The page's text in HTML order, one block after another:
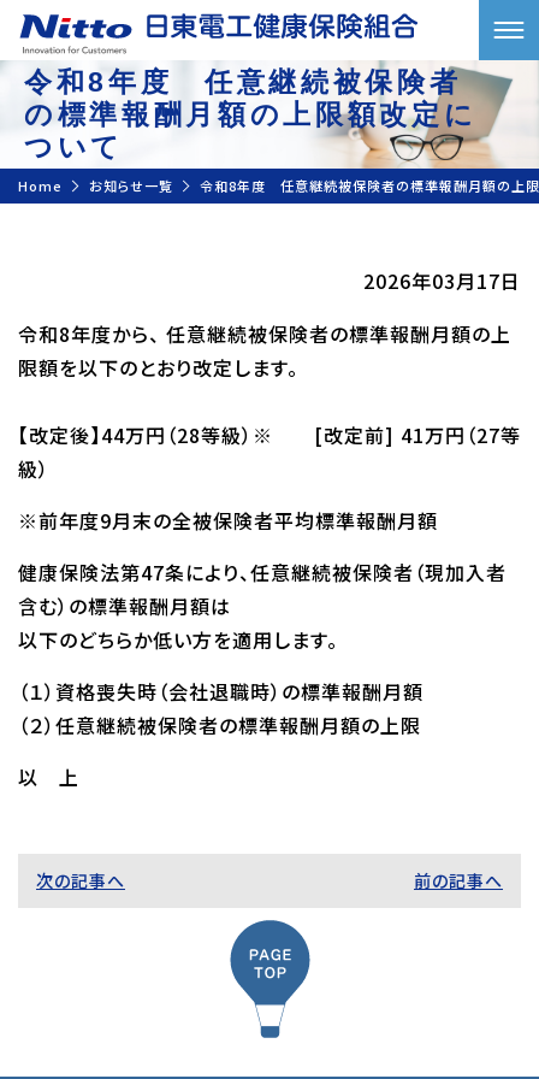
令和8年度 任意継続被保険者
の標準報酬月額の上限額改定に
ついて
Home お知らせ一覧 令和8年度 任意継続被保険者の標準報酬月額の上
2026年03月17日
令和8年度から、 任意継続被保険者の標準報酬月額の上
限額を以下のとおり改定します。
【改定後】44万円（28等級）※ [改定前] 41万円（27等
級）
※前年度9月末の全被保険者平均標準報酬月額
健康保険法第47条により、任意継続被保険者（現加入者
含む）の標準報酬月額は
以下のどちらか低い方を適用します。
（１）資格喪失時（会社退職時）の標準報酬月額
（２）任意継続被保険者の標準報酬月額の上限
以 上
次の記事へ 前の記事へ